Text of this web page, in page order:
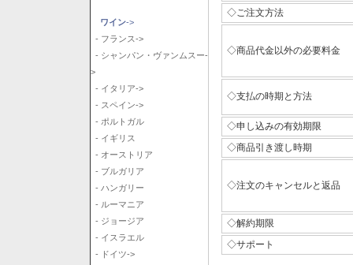
ワイン->
- フランス->
- シャンパン・ヴァンムスー-
>
- イタリア->
- スペイン->
- ポルトガル
- イギリス
- オーストリア
- ブルガリア
- ハンガリー
- ルーマニア
- ジョージア
- イスラエル
- ドイツ->
◇ご注文方法
◇商品代金以外の必要料金
◇支払の時期と方法
◇申し込みの有効期限
◇商品引き渡し時期
◇注文のキャンセルと返品
◇解約期限
◇サポート